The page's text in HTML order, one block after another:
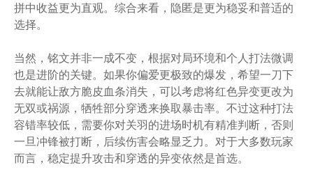
拼中收益更为直观。综合来看，隐匿是更为稳妥和普适的
选择。
当然，铭文并非一成不变，根据对局环境和个人打法微调
也是进阶的关键。如果你偏爱更极致的爆发，希望一刀下
去就能让敌方脆皮血条消失，可以考虑将红色异变更改为
无双或祸源，牺牲部分穿透来换取暴击率。不过这种打法
容错率较低，需要你对关羽的进场时机有精准判断，否则
一旦冲锋被打断，后续伤害会略显乏力。对于大多数玩家
而言，稳定提升攻击和穿透的异变依然是首选。